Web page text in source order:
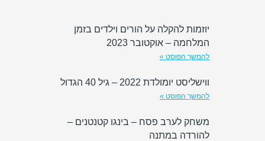
יוזמות להקלה על הורים וילדים בזמן
המלחמה – אוקטובר 2023
להמשך הפוסט »
ווישליסט יומולדת 2022 – גיל 40 הגדול
להמשך הפוסט »
משחק לערב פסח – בינגו קטנטנים –
להורדה במתנה